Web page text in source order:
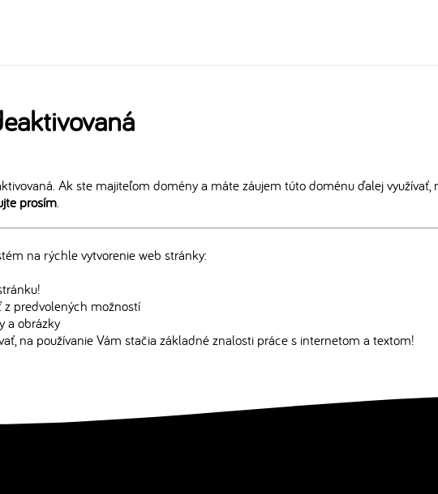
Ak ste majiteľom domény a máte záujem túto doménu ďalej využívať,
prosím
na rýchle vytvorenie web stránky:
z predvolených možností
a obrázky
na používanie Vám stačia základné znalosti práce s internetom a textom!